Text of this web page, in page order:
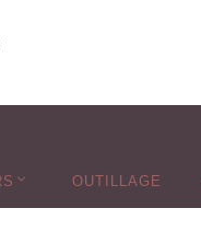
OUTILLAGE